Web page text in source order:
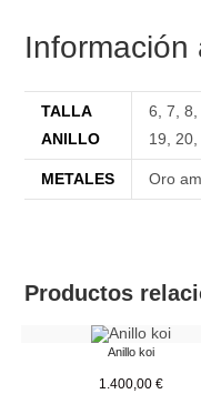
Información
TALLA
ANILLO
6 ,7 ,8
19
20
METALES Oro
Productos
Anillo koi
1.400,00€